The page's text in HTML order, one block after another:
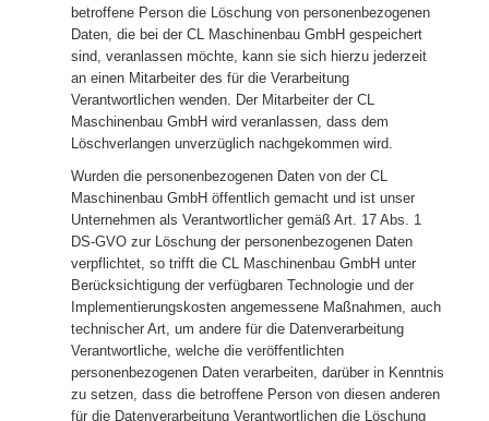
betroffene Person die Löschung von personenbezogenen
Daten, die bei der CL Maschinenbau GmbH gespeichert
sind, veranlassen möchte, kann sie sich hierzu jederzeit
an einen Mitarbeiter des für die Verarbeitung
Verantwortlichen wenden. Der Mitarbeiter der CL
Maschinenbau GmbH wird veranlassen, dass dem
Löschverlangen unverzüglich nachgekommen wird.
Wurden die personenbezogenen Daten von der CL
Maschinenbau GmbH öffentlich gemacht und ist unser
Unternehmen als Verantwortlicher gemäß Art. 17 Abs. 1
DS-GVO zur Löschung der personenbezogenen Daten
verpflichtet, so trifft die CL Maschinenbau GmbH unter
Berücksichtigung der verfügbaren Technologie und der
Implementierungskosten angemessene Maßnahmen, auch
technischer Art, um andere für die Datenverarbeitung
Verantwortliche, welche die veröffentlichten
personenbezogenen Daten verarbeiten, darüber in Kenntnis
zu setzen, dass die betroffene Person von diesen anderen
für die Datenverarbeitung Verantwortlichen die Löschung